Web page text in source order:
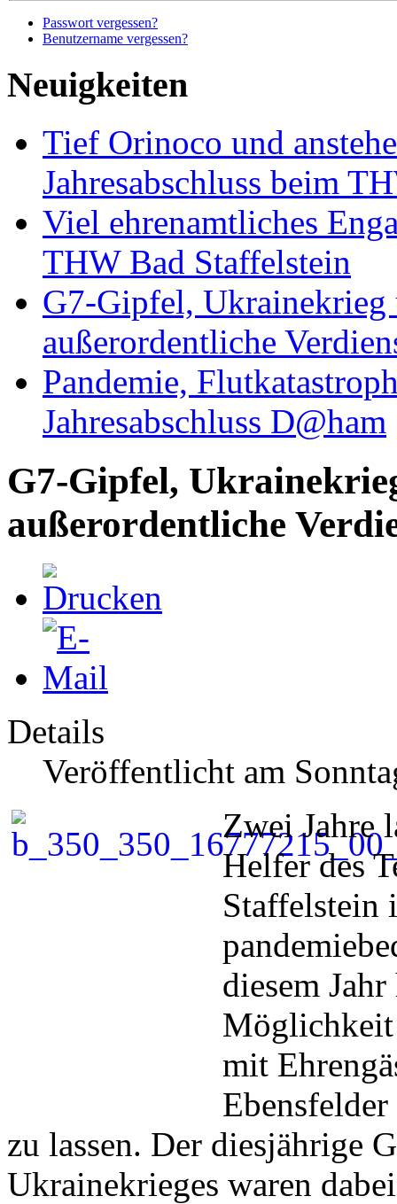
Passwort vergessen?
Benutzername vergessen?
Neuigkeiten
Tief Orinoco und
Jahresabschluss beim
Viel ehrenamtliches
THW Bad Staffelstein
G7-Gipfel, Ukrainekrieg
außerordentliche
Pandemie,
Jahresabschluss D@ham
G7-Gipfel,
außerordentliche
Details
Veröffentlicht am
Zwei Jahre
Helfer des
Staffelstein
diesem
Möglichkeit
mit
Ebensfelder
zu lassen. Der diesjährige
Ukrainekrieges waren